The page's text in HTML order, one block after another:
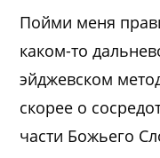
Пойми меня
каком-то
эйджевском
скорее о
части Божьего